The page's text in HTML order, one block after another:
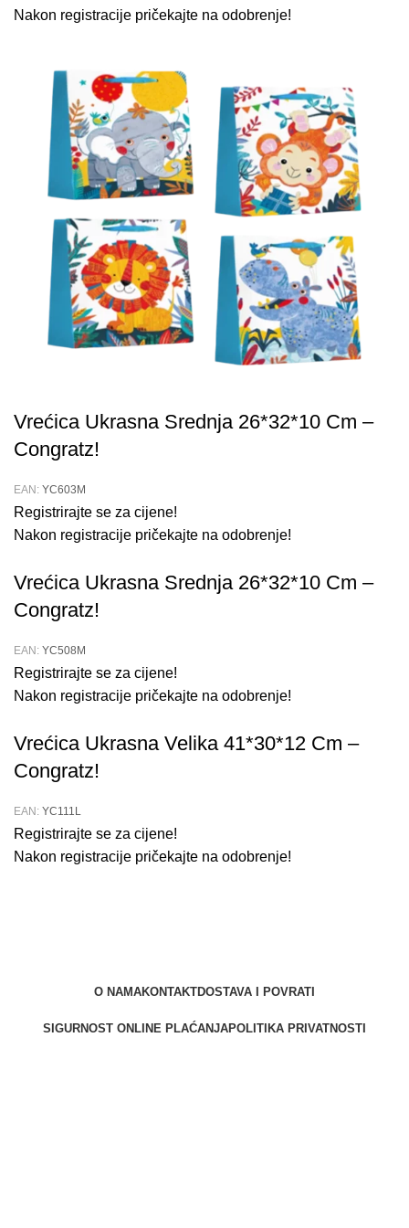
Welcome 55×35 cm
Postavljanje:Postavite otirač ispred ulaznih vrata ili na
željeno mjesto.
Čišćenje:Redovito čistite otirač otresanjem prljavštine
ili pranjem vodom.
Održavanje:Povremeno provjerite stanje otirača i
zamijenite ga po potrebi kako bi uvijek bio učinkovit.
Višenamjenska Upotreba:
Prikladan za unutarnju i
vanjsku upotrebu.
Prikaži više
Nakon registracije pričekajte na odobrenje!
Vrećica Ukrasna Srednja 26*32*10 Cm –
Congratz!
EAN: YC603M
Registrirajte se za cijene!
Nakon registracije pričekajte na odobrenje!
Vrećica Ukrasna Srednja 26*32*10 Cm –
Congratz!
EAN: YC508M
Registrirajte se za cijene!
Nakon registracije pričekajte na odobrenje!
Vrećica Ukrasna Velika 41*30*12 Cm –
Congratz!
EAN: YC111L
Registrirajte se za cijene!
Nakon registracije pričekajte na odobrenje!
O NAMAKONTAKTDOSTAVA I POVRATI
SIGURNOST ONLINE PLAĆANJAPOLITIKA PRIVATNOSTI